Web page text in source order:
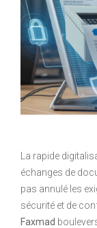
La rapide
échanges de
pas annulé les
sécurité et de
Faxmad